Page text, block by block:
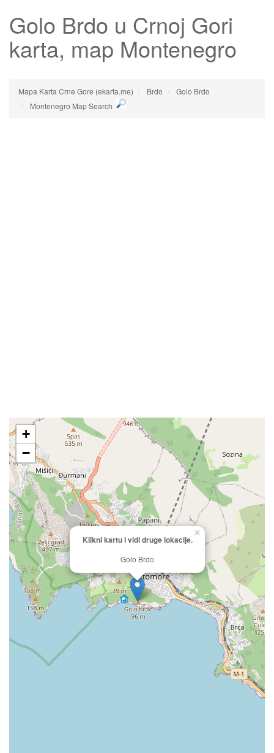
Golo Brdo u Crnoj Gori
karta, map Montenegro
Mapa Karta Crne Gore (ekarta.me) Brdo
Golo Brdo
Montenegro Map Search
Klikni kartu i vidi druge lokacije.
Golo Brdo
×
+
−